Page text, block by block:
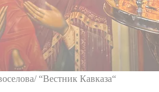
“Вестник Кавказа“